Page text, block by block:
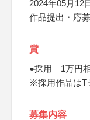
2024年05月12
作品提出・応
賞
●採用 1万円
※採用作品はT
募集内容